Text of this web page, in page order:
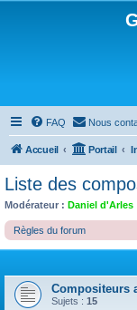
FAQ Nous
Accueil Portail
Liste des
Modérateur : Daniel d'Arles
Règles du forum
Compositeurs
Sujets : 15